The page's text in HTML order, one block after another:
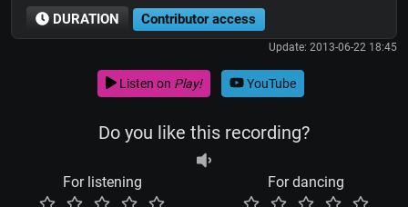
DURATION Contributor access
Update: 2013-06-22 18:45
Listen on Play! YouTube
Do you like this recording?
For listening For dancing